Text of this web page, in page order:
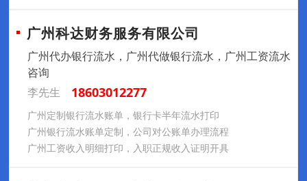
广州科达财务服务有限公司
广州代办银行流水，广州代做银行流水，广州工资流水
咨询
李先生
18603012277
广州定制银行流水账单，银行卡半年流水打印
广州银行流水账单定制，公司对公账单办理流程
广州工资收入明细打印，入职正规收入证明开具